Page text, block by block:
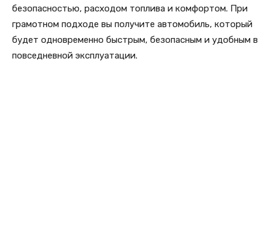
безопасностью, расходом топлива и комфортом. При
грамотном подходе вы получите автомобиль, который
будет одновременно быстрым, безопасным и удобным в
повседневной эксплуатации.